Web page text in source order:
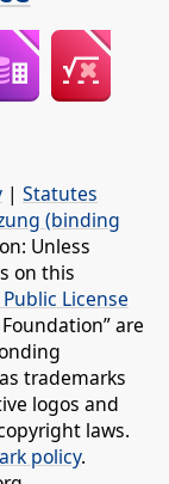
| Statutes
(binding
Unless
on this
License
are
trademarks
logos and
laws.
policy.